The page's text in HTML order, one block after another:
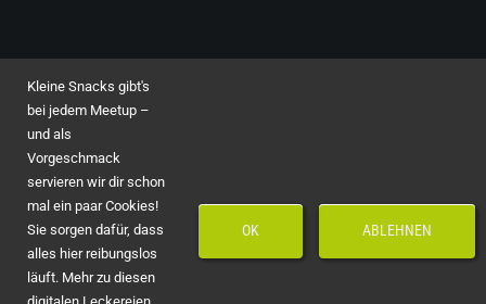
Impressum
Speakers
Marketing
© Copyright 2023 - 2026 by
CSRSM Partners
Kleine Snacks gibt's
bei jedem Meetup –
und als
Vorgeschmack
servieren wir dir schon
mal ein paar Cookies!
Sie sorgen dafür, dass
alles hier reibungslos
läuft. Mehr zu diesen
OK ABLEHNEN